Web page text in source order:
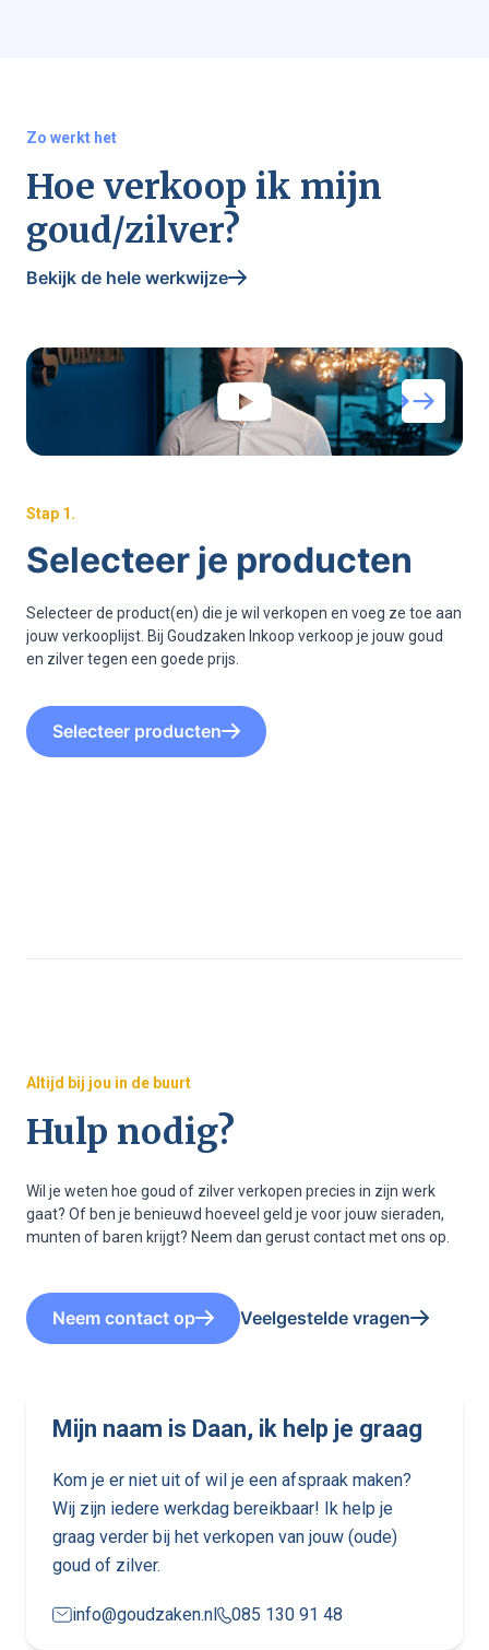
Zo werkt het
Hoe verkoop ik mijn
goud/zilver?
Bekijk de hele werkwijze
Stap 1.
Selecteer je producten
Selecteer de product(en) die je wil verkopen en voeg ze toe aan
jouw verkooplijst. Bij Goudzaken Inkoop verkoop je jouw goud
en zilver tegen een goede prijs.
Selecteer producten
Mijn naam is Daan, ik help je graag
Kom je er niet uit of wil je een afspraak maken?
Wij zijn iedere werkdag bereikbaar! Ik help je
graag verder bij het verkopen van jouw (oude)
goud of zilver.
info@goudzaken.nl 085 130 91 48
Altijd bij jou in de buurt
Hulp nodig?
Wil je weten hoe goud of zilver verkopen precies in zijn werk
gaat? Of ben je benieuwd hoeveel geld je voor jouw sieraden,
munten of baren krijgt? Neem dan gerust contact met ons op.
Neem contact op Veelgestelde vragen